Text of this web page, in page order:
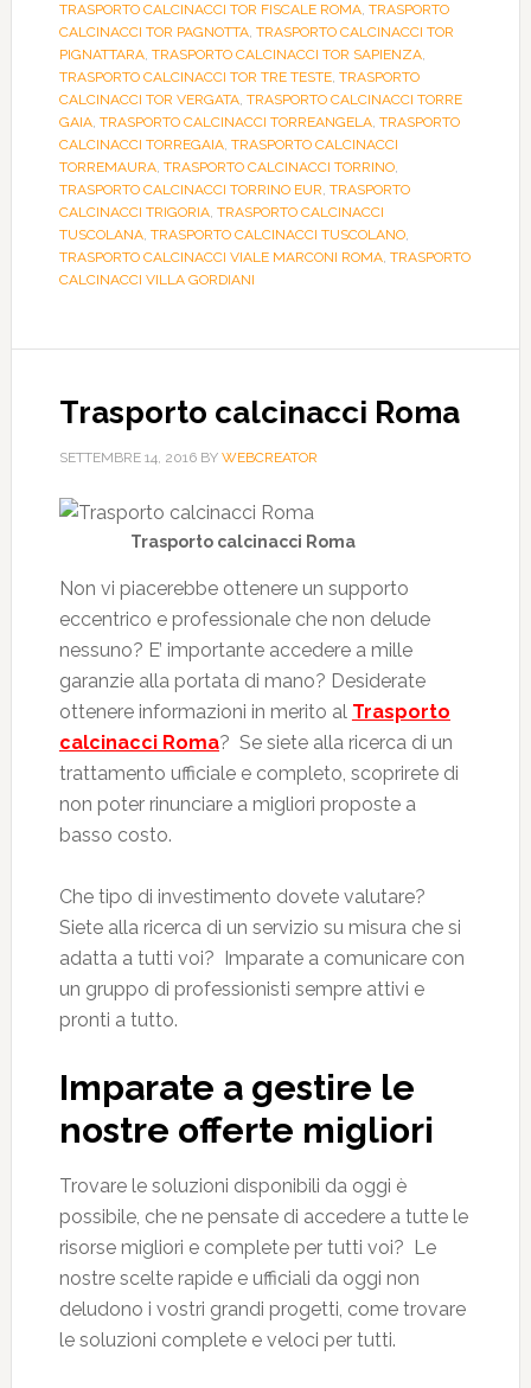
TRASPORTO CALCINACCI TOR FISCALE ROMA, TRASPORTO
CALCINACCI TOR PAGNOTTA, TRASPORTO CALCINACCI TOR
PIGNATTARA, TRASPORTO CALCINACCI TOR SAPIENZA,
TRASPORTO CALCINACCI TOR TRE TESTE, TRASPORTO
CALCINACCI TOR VERGATA, TRASPORTO CALCINACCI TORRE
GAIA, TRASPORTO CALCINACCI TORREANGELA, TRASPORTO
CALCINACCI TORREGAIA, TRASPORTO CALCINACCI
TORREMAURA, TRASPORTO CALCINACCI TORRINO,
TRASPORTO CALCINACCI TORRINO EUR, TRASPORTO
CALCINACCI TRIGORIA, TRASPORTO CALCINACCI
TUSCOLANA, TRASPORTO CALCINACCI TUSCOLANO,
TRASPORTO CALCINACCI VIALE MARCONI ROMA, TRASPORTO
CALCINACCI VILLA GORDIANI
Trasporto calcinacci Roma
SETTEMBRE 14, 2016BY WEBCREATOR
Trasporto calcinacci Roma
Non vi piacerebbe ottenere un supporto
eccentrico e professionale che non delude
nessuno? E’ importante accedere a mille
garanzie alla portata di mano? Desiderate
ottenere informazioni in merito al Trasporto
calcinacci Roma? Se siete alla ricerca di un
trattamento ufficiale e completo, scoprirete di
non poter rinunciare a migliori proposte a
basso costo.
Che tipo di investimento dovete valutare?
Siete alla ricerca di un servizio su misura che si
adatta a tutti voi? Imparate a comunicare con
un gruppo di professionisti sempre attivi e
pronti a tutto.
Imparate a gestire le
nostre offerte migliori
Trovare le soluzioni disponibili da oggi è
possibile, che ne pensate di accedere a tutte le
risorse migliori e complete per tutti voi? Le
nostre scelte rapide e ufficiali da oggi non
deludono i vostri grandi progetti, come trovare
le soluzioni complete e veloci per tutti.